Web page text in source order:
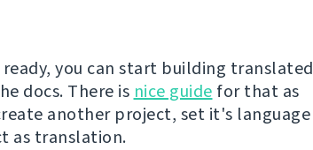
you can start building translated
docs. There is nice guide for that as
another project, set it's language
as translation.